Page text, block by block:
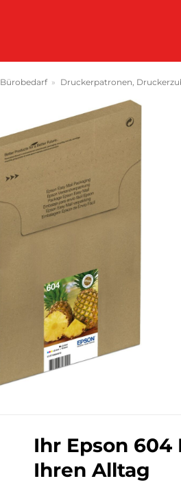
Bürobedarf » Druckerpatronen,
Ihr Epson
Ihren Alltag